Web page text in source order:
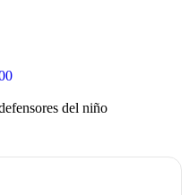
del niño